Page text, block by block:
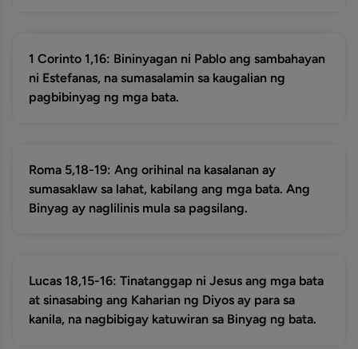
1 Corinto 1,16: Bininyagan ni Pablo ang sambahayan
ni Estefanas, na sumasalamin sa kaugalian ng
pagbibinyag ng mga bata.
Roma 5,18-19: Ang orihinal na kasalanan ay
sumasaklaw sa lahat, kabilang ang mga bata. Ang
Binyag ay naglilinis mula sa pagsilang.
Lucas 18,15-16: Tinatanggap ni Jesus ang mga bata
at sinasabing ang Kaharian ng Diyos ay para sa
kanila, na nagbibigay katuwiran sa Binyag ng bata.